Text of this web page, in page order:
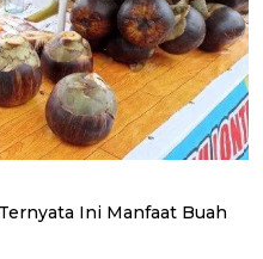
Ini Manfaat Buah